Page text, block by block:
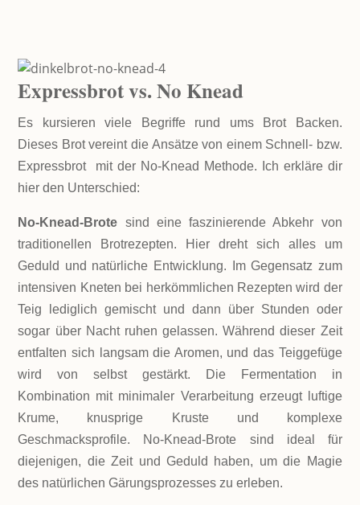
Expressbrot vs.No Knead
Es kursieren viele Begriffe rund ums Brot Backen.
Dieses Brot vereint die Ansätze von einem Schnell- bzw.
Expressbrot mit der No-Knead Methode. Ich erkläre dir
hier den Unterschied:
No-Knead-Brote sind eine faszinierende Abkehr von
traditionellen Brotrezepten. Hier dreht sich alles um
Geduld und natürliche Entwicklung. Im Gegensatz zum
intensiven Kneten bei herkömmlichen Rezepten wird der
Teig lediglich gemischt und dann über Stunden oder
sogar über Nacht ruhen gelassen. Während dieser Zeit
entfalten sich langsam die Aromen, und das Teiggefüge
wird von selbst gestärkt. Die Fermentation in
Kombination mit minimaler Verarbeitung erzeugt luftige
Krume, knusprige Kruste und komplexe
Geschmacksprofile. No-Knead-Brote sind ideal für
diejenigen, die Zeit und Geduld haben, um die Magie
des natürlichen Gärungsprozesses zu erleben.